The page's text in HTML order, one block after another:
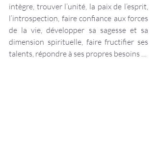
intègre, trouver l’unité, la paix de l’esprit,
l’introspection, faire confiance aux forces
de la vie, développer sa sagesse et sa
dimension spirituelle, faire fructifier ses
talents, répondre à ses propres besoins …